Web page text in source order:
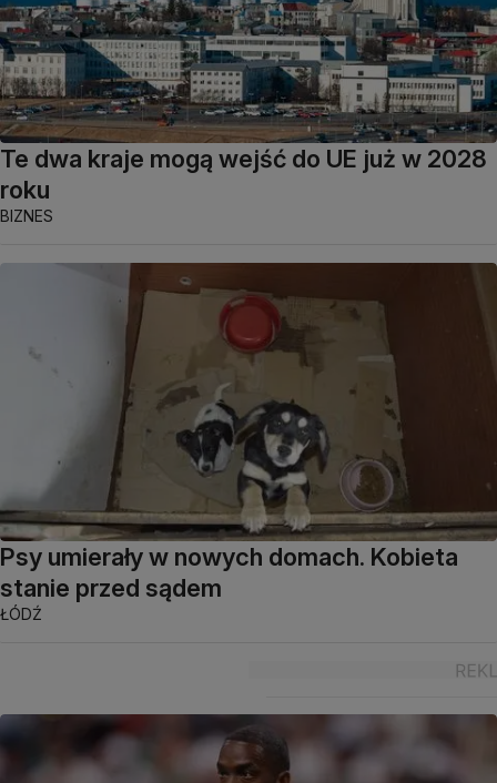
Te dwa kraje mogą wejść do UE już w 2028
roku
BIZNES
Psy umierały w nowych domach. Kobieta
stanie przed sądem
ŁÓDŹ